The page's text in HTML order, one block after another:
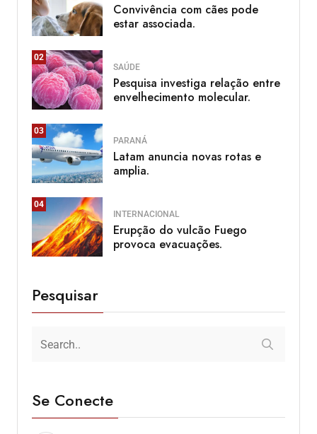
Convivência com cães pode
estar associada.
02
SAÚDE
Pesquisa investiga relação entre
envelhecimento molecular.
03
PARANÁ
Latam anuncia novas rotas e
amplia.
04
INTERNACIONAL
Erupção do vulcão Fuego
provoca evacuações.
Pesquisar
Se Conecte